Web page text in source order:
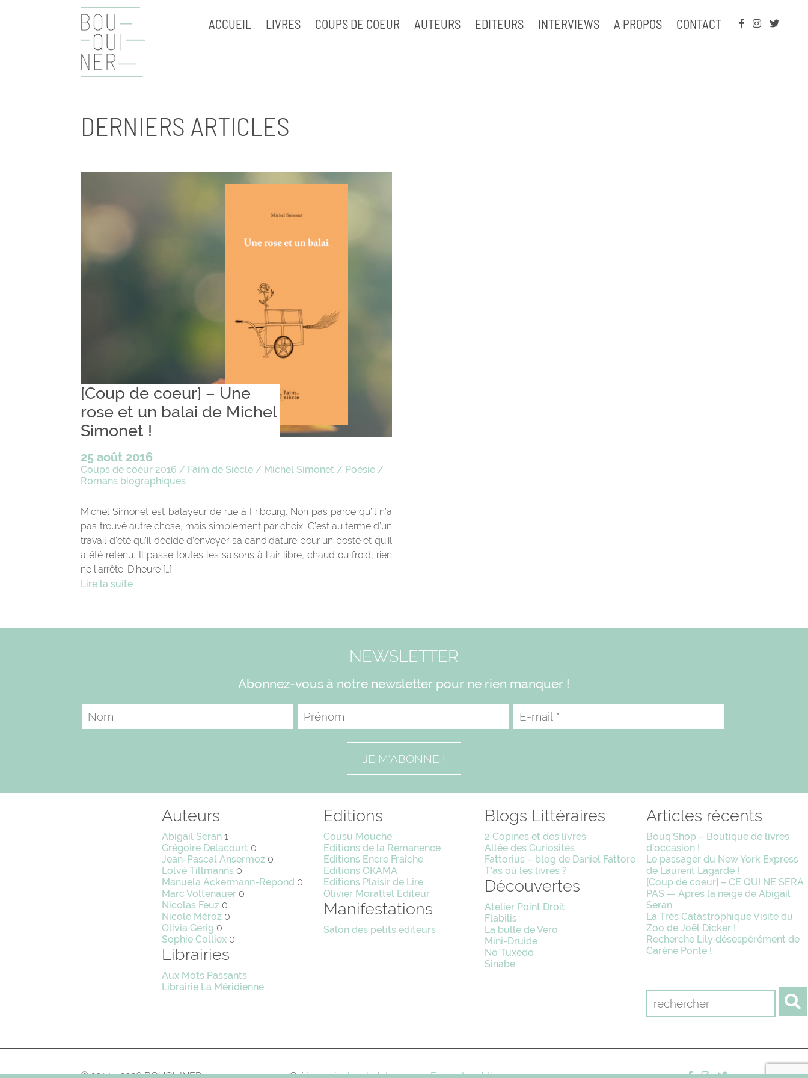
ACCUEIL LIVRES COUPS DE COEUR AUTEURS EDITEURS INTERVIEWS A PROPOS CONTACT
DERNIERS ARTICLES
[Coup de coeur] – Une
rose et un balai de Michel
Simonet !
25 août 2016
Coups de coeur 2016 / Faim de Siècle / Michel Simonet / Poésie /
Romans biographiques
Michel Simonet est balayeur de rue à Fribourg. Non pas parce qu’il n’a
pas trouvé autre chose, mais simplement par choix. C’est au terme d’un
travail d’été qu’il décide d’envoyer sa candidature pour un poste et qu’il
a été retenu. Il passe toutes les saisons à l’air libre, chaud ou froid, rien
ne l’arrête. D’heure […]
Lire la suite
NEWSLETTER
Abonnez-vous à notre newsletter pour ne rien manquer !
Auteurs
Abigail Seran1
Grégoire Delacourt 0
Jean-Pascal Ansermoz0
Lolvé Tillmanns0
Manuela Ackermann-Repond 0
Marc Voltenauer0
Nicolas Feuz0
Nicole Méroz0
Olivia Gerig 0
Sophie Colliex0
Librairies
Aux Mots Passants
Librairie La Méridienne
Editions
Cousu Mouche
Editions de la Rémanence
Editions Encre Fraîche
Editions OKAMA
Editions Plaisir de Lire
Olivier Morattel Editeur
Manifestations
Salon des petits éditeurs
Blogs Littéraires
2 Copines et des livres
Allée des Curiosités
Fattorius – blog de Daniel Fattore
T'as où les livres ?
Découvertes
Atelier Point Droit
Flabilis
La bulle de Vero
Mini-Druide
No Tuxedo
Sinabe
Articles récents
Bouq’Shop – Boutique de livres
d’occasion !
Le passager du New York Express
de Laurent Lagarde !
[Coup de coeur] – CE QUI NE SERA
PAS — Après la neige de Abigail
Seran
La Très Catastrophique Visite du
Zoo de Joël Dicker !
Recherche Lily désespérément de
Carène Ponte !
© 2014 - 2026 BOUQUINER Créé parsinabe.ch/ design parFanny Aeschlimann